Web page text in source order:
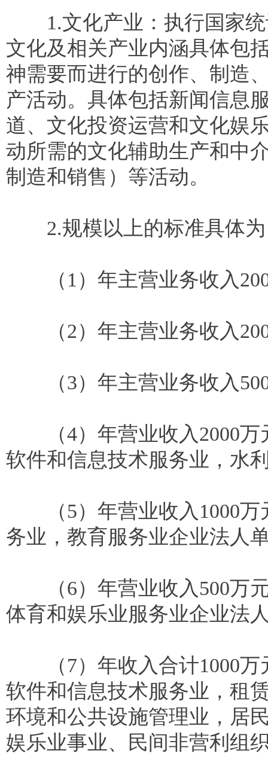
1.文化产业：执行国家统
文化及相关产业内涵具体包
神需要而进行的创作、制造
产活动。具体包括新闻信息
道、文化投资运营和文化娱
动所需的文化辅助生产和中
制造和销售）等活动。
2.规模以上的标准具体为
（1）年主营业务收入
（2）年主营业务收入
（3）年主营业务收入500
（4）年营业收入2000万
软件和信息技术服务业，水
（5）年营业收入1000万
务业，教育服务业企业法人
（6）年营业收入500万元
体育和娱乐业服务业企业法
（7）年收入合计1000万
软件和信息技术服务业，租
环境和公共设施管理业，居
娱乐业事业、民间非营利组